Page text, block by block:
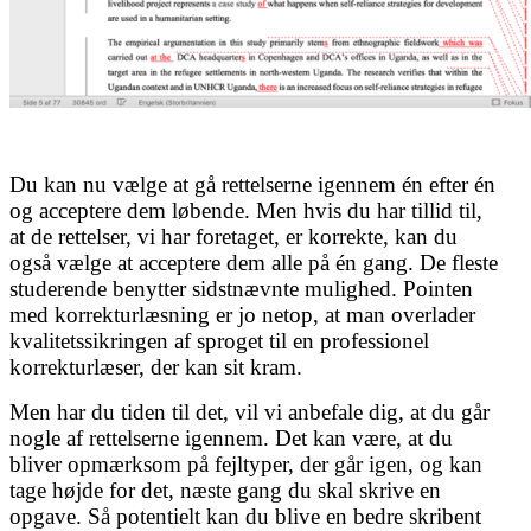
Du kan nu vælge at gå rettelserne igennem én efter én
og acceptere dem løbende. Men hvis du har tillid til,
at de rettelser, vi har foretaget, er korrekte, kan du
også vælge at acceptere dem alle på én gang. De fleste
studerende benytter sidstnævnte mulighed. Pointen
med korrekturlæsning er jo netop, at man overlader
kvalitetssikringen af sproget til en professionel
korrekturlæser, der kan sit kram.
Men har du tiden til det, vil vi anbefale dig, at du går
nogle af rettelserne igennem. Det kan være, at du
bliver opmærksom på fejltyper, der går igen, og kan
tage højde for det, næste gang du skal skrive en
opgave. Så potentielt kan du blive en bedre skribent